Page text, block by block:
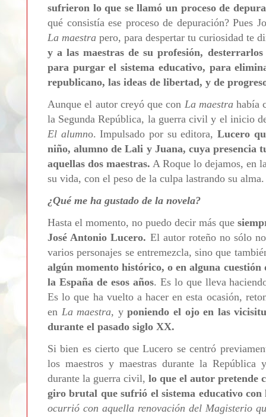
sufrieron lo que se llamó un proceso de
qué consistía ese proceso de depuración? Pues
La maestra pero, para despertar tu curiosidad te
y a las maestras de su profesión,
para purgar el sistema educativo, para
republicano, las ideas de libertad, y de
Aunque el autor creyó que con La maestrahabía
la Segunda República, la guerra civil y el inicio
El alumno. Impulsado por su editora,Lucero
niño, alumno de Lali y Juana, cuya presencia
aquellas dos maestras. A Roque lo dejamos, en
su vida, con el peso de la culpa lastrando su alma.
¿Qué me ha gustado de la novela?
Hasta el momento, no puedo decir más que
José Antonio Lucero. El autor roteño no sólo
varios personajes se entremezcla, sino que
algún momento histórico, o en alguna
la España de esos años. Es lo que lleva
Es lo que ha vuelto a hacer en esta ocasión,
en La maestra, yponiendo el ojo en las
durante el pasado siglo XX.
Si bien es cierto que Lucero se centró
los maestros y maestras durante la República
durante la guerra civil, lo que el autor pretende
giro brutal que sufrió el sistema educativo
ocurrió con aquella renovación del Magisterio